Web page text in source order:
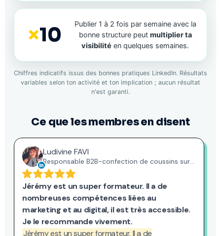
×10
Publier 1 à 2 fois par semaine avec la
bonne structure peut multiplier ta
visibilité en quelques semaines.
Chiffres indicatifs issus des bonnes pratiques LinkedIn. Résultats
variables selon ton activité et ton implication ; aucun résultat
n'est garanti.
Ce que les membres en disent